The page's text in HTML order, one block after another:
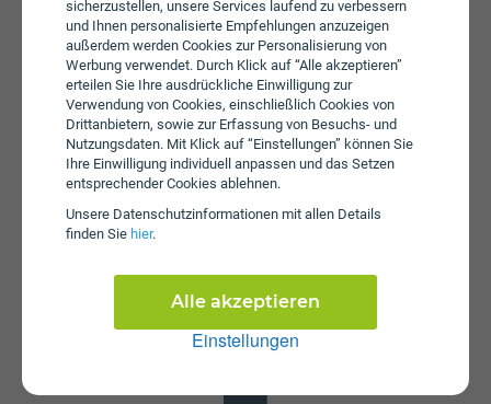
sicherzustellen, unsere Services laufend zu verbessern
und Ihnen personalisierte Empfehlungen anzuzeigen
außerdem werden Cookies zur Personalisierung von
Werbung verwendet. Durch Klick auf “Alle akzeptieren”
erteilen Sie Ihre ausdrückliche Einwilligung zur
Verwendung von Cookies, einschließlich Cookies von
Drittanbietern, sowie zur Erfassung von Besuchs- und
Nutzungsdaten. Mit Klick auf “Einstellungen” können Sie
Ihre Einwilligung individuell anpassen und das Setzen
entsprechender Cookies ablehnen.
Unsere Daten­schutz­informationen mit allen Details
finden Sie hier.
Einstellungen
Alle akzeptieren
Datenstick
Im Tarif MyLife Home ist kein Datenstick enthalten. Die
SIM-Karte kann in jedem gängigen Datenstick betrieben
werden, um Computer oder Laptop mit dem Internet zu
Tablets verwendet werden.